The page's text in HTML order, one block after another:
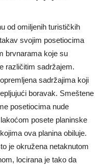
od omiljenih turističkih
svojim posetiocima
brvnarama koje su
različitim sadržajem.
sadržajima koji
boravak. Smeštene
posetiocima nude
posete planinske
ova planina obiluje.
je okružena netaknutom
locirana je tako da